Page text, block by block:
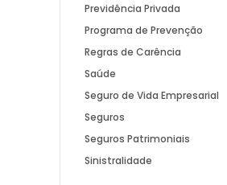
Previdência Privada
Programa de Prevenção
Regras de Carência
Saúde
Seguro de Vida Empresarial
Seguros
Seguros Patrimoniais
Sinistralidade